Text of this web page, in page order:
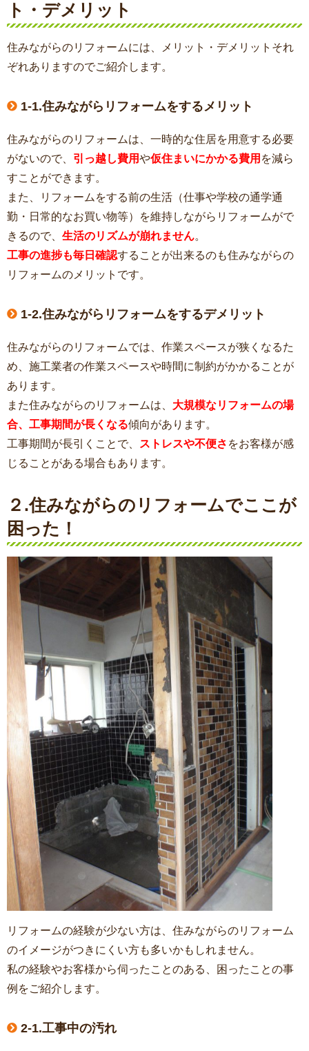
ト・デメリット
住みながらのリフォームには、メリット・デメリットそれ
ぞれありますのでご紹介します。
1-1.住みながらリフォームをするメリット
住みながらのリフォームは、一時的な住居を用意する必要
がないので、 引っ越し費用や仮住まいにかかる費用 を減ら
すことができます。
また、リフォームをする前の生活（仕事や学校の通学通
勤・日常的なお買い物等）を維持しながらリフォームがで
きるので、 生活のリズムが崩れません。
工事の進捗も毎日確認することが出来るのも住みながらの
リフォームのメリットです。
1-2.住みながらリフォームをするデメリット
住みながらのリフォームでは、作業スペースが狭くなるた
め、施工業者の作業スペースや時間に制約がかかることが
あります。
また住みながらのリフォームは、 大規模なリフォームの場
合、工事期間が長くなる傾向があります。
工事期間が長引くことで、
ストレスや不便さ をお客様が感
じることがある場合もあります。
２.住みながらのリフォームでここが
困った！
リフォームの経験が少ない方は、住みながらのリフォーム
のイメージがつきにくい方も多いかもしれません。
私の経験やお客様から伺ったことのある、困ったことの事
例をご紹介します。
2-1.工事中の汚れ